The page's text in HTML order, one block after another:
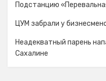
Подстанцию
ЦУМ забрали у
Неадекватный парень
Сахалине